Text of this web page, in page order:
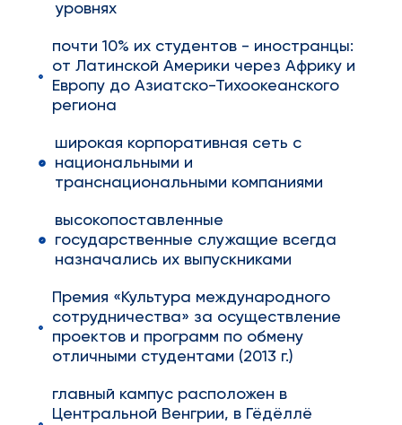
уровнях
почти 10% их студентов - иностранцы:
от Латинской Америки через Африку и
Европу до Азиатско-Тихоокеанского
региона
широкая корпоративная сеть с
национальными и
транснациональными компаниями
высокопоставленные
государственные служащие всегда
назначались их выпускниками
Премия «Культура международного
сотрудничества» за осуществление
проектов и программ по обмену
отличными студентами (2013 г.)
главный кампус расположен в
Центральной Венгрии, в Гёдёллё